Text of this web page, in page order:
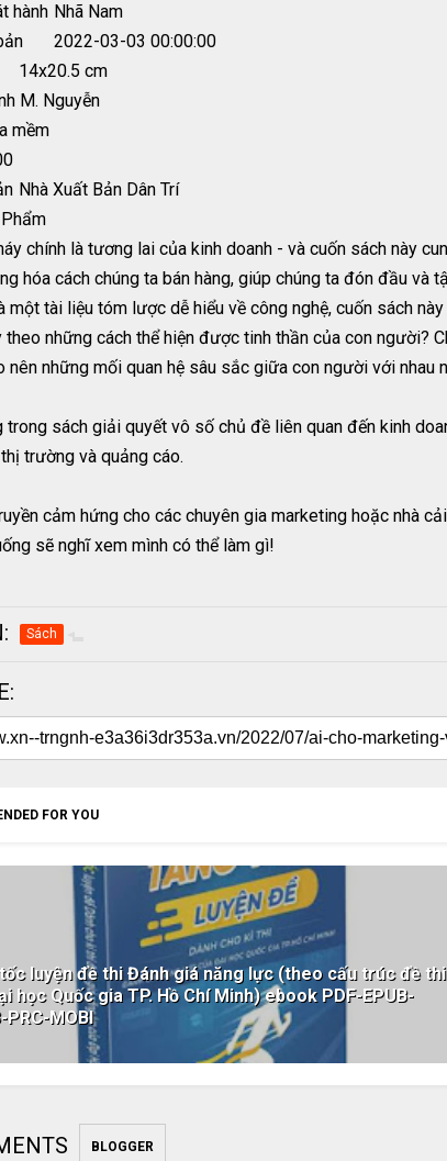
hành Nhã Nam
2022-03-03 00:00:00
14x20.5 cm
M. Nguyễn
mềm
Nhà Xuất Bản Dân Trí
chính là tương lai của kinh doanh - và cuốn sách này
hóa cách chúng ta bán hàng, giúp chúng ta đón đầu
một tài liệu tóm lược dễ hiểu về công nghệ, cuốn sách
theo những cách thể hiện được tinh thần của con người?
nên những mối quan hệ sâu sắc giữa con người với nhau
trong sách giải quyết vô số chủ đề liên quan đến kinh
trường và quảng cáo.
cảm hứng cho các chuyên gia marketing hoặc nhà
sẽ nghĩ xem mình có thể làm gì!
Sách
FOR YOU
luyện đề thi Đánh giá năng lực (theo cấu trúc đề thi
học Quốc gia TP. Hồ Chí Minh) ebook PDF-EPUB-
PRC-MOBI
BLOGGER